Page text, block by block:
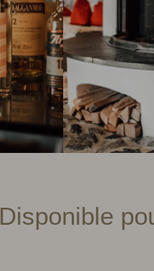
Disponible